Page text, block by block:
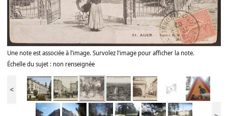
Une note est associée à l’image. Survolez l’image pour afficher la note.
Échelle du sujet : non renseignée
<